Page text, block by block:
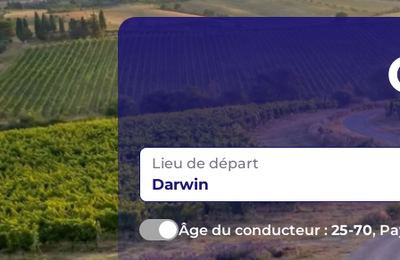
Vancouver
Lieu de départ
Darwin
Âge du conducteur :25-70,